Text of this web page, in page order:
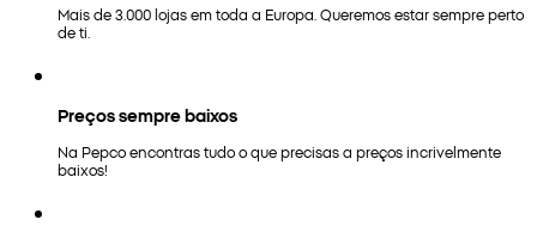
Mais de 3.000 lojas em toda a Europa. Queremos estar sempre perto
de ti.
Preços sempre baixos
Na Pepco encontras tudo o que precisas a preços incrivelmente
baixos!